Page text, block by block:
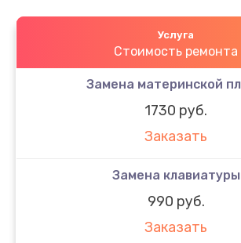
Услуга
Стоимость ремонта
Замена материнской
1730 руб.
Заказать
Замена клавиатуры
990 руб.
Заказать